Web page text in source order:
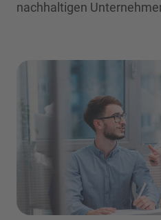
nachhaltigen